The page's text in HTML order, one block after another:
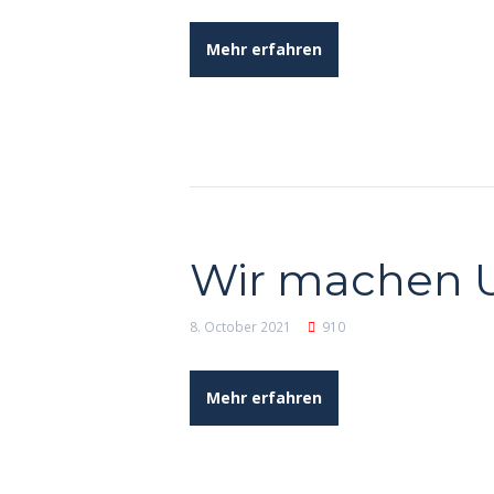
Mehr erfahren
Wir machen
8. October 2021 910
Mehr erfahren